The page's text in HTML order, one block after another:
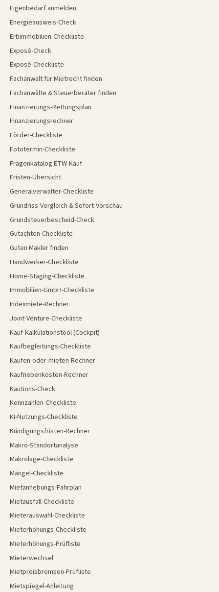
Eigenbedarf anmelden
Energieausweis-Check
Erbimmobilien-Checkliste
Exposé-Check
Exposé-Checkliste
Fachanwalt für Mietrecht finden
Fachanwälte & Steuerberater finden
Finanzierungs-Rettungsplan
Finanzierungsrechner
Förder-Checkliste
Fototermin-Checkliste
Fragenkatalog ETW-Kauf
Fristen-Übersicht
Generalverwalter-Checkliste
Grundriss-Vergleich & Sofort-Vorschau
Grundsteuerbescheid-Check
Gutachten-Checkliste
Guten Makler finden
Handwerker-Checkliste
Home-Staging-Checkliste
Immobilien-GmbH-Checkliste
Indexmiete-Rechner
Joint-Venture-Checkliste
Kauf-Kalkulationstool (Cockpit)
Kaufbegleitungs-Checkliste
Kaufen-oder-mieten-Rechner
Kaufnebenkosten-Rechner
Kautions-Check
Kennzahlen-Checkliste
KI-Nutzungs-Checkliste
Kündigungsfristen-Rechner
Makro-Standortanalyse
Makrolage-Checkliste
Mängel-Checkliste
Mietanhebungs-Fahrplan
Mietausfall-Checkliste
Mieterauswahl-Checkliste
Mieterhöhungs-Checkliste
Mieterhöhungs-Prüfliste
Mieterwechsel
Mietpreisbremsen-Prüfliste
Mietspiegel-Anleitung